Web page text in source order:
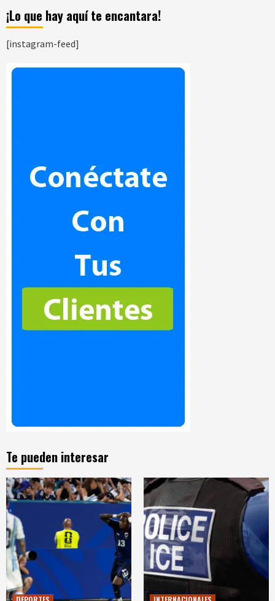
¡Lo que hay aquí te encantara!
[instagram-feed]
Te pueden interesar